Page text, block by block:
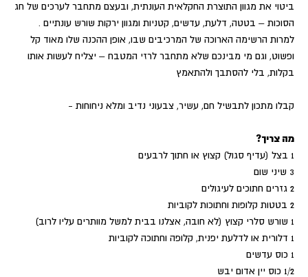
ביטוי את מגוון התוצרת החקלאית העונתית, ובעצם מתחבר לערכים של חג
הסוכות – בטטה, דלעת, עדשים, קטניות ומגוון ירקות שורש עונתיים .
למרות הרשימה הארוכה של המרכיבים שבו, אופן ההכנה שלו מאוד קל
ופשוט, וגם מי מבינכם שלא מתחבר לרזי המטבח – יצליח לעשות אותו
בקלות, בלי להסתבך ולהתאמץ
קבלו מתכון לתבשיל חם, עשיר, צבעוני נדיב ומלא ניחוחות -
מה צריך?
1 בצל (עדיף סגול) קצוץ או חתוך לרבעים
3 שיני שום
2 גזרים חתוכים לעיגולים
2 בטטות קלופות וחתוכות לקוביות
1 שורש סלרי קצוץ (לא חובה, אצלנו בבית למשל מוותרים עליו לרוב)
1 דלורית או לדלעת יפנית, קלופה וחתוכה לקוביות
1 כוס עדשים
1/2 כוס יין אדום יבש